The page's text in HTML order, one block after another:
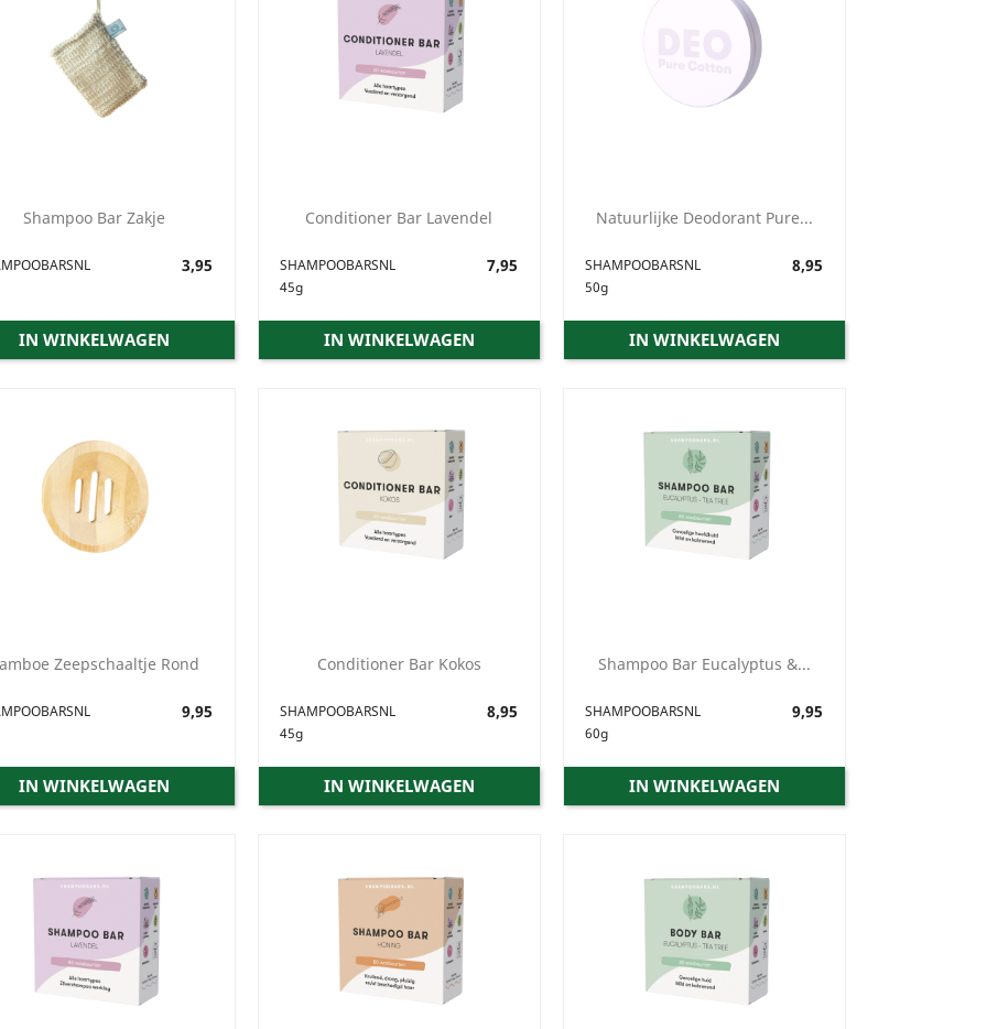
Shampoo Bar Zakje
Prijs3,95
IN WINKELWAGEN
Conditioner Bar Lavendel
SHAMPOOBARSNL
45g
Prijs7,95
IN WINKELWAGEN
Natuurlijke Deodorant Pure...
SHAMPOOBARSNL
50g
Prijs8,95
IN WINKELWAGEN
Zeepschaaltje Rond
Prijs9,95
IN WINKELWAGEN
Conditioner Bar Kokos
SHAMPOOBARSNL
45g
Prijs8,95
IN WINKELWAGEN
Shampoo Bar Eucalyptus &...
SHAMPOOBARSNL
60g
Prijs9,95
IN WINKELWAGEN